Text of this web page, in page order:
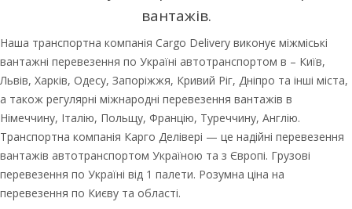
вантажів.
Наша транспортна компанія Cargo Delivery виконує міжміські
вантажні перевезення по Україні автотранспортом в – Київ,
Львів, Харків, Одесу, Запоріжжя, Кривий Ріг, Дніпро та інші міста,
а також регулярні міжнародні перевезення вантажів в
Німеччину, Італію, Польщу, Францію, Туреччину, Англію.
Транспортна компанія Карго Делівері — це надійні перевезення
вантажів автотранспортом Україною та з Європі. Грузові
перевезення по Україні від 1 палети. Розумна ціна на
перевезення по Києву та області.